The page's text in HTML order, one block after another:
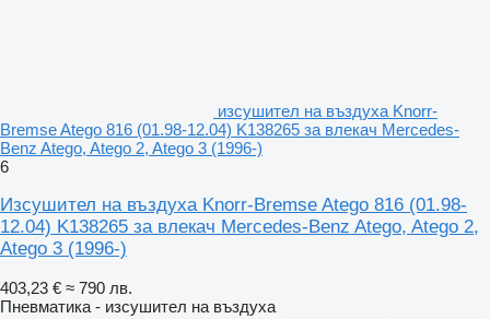
изсушител на въздуха Knorr-
Bremse Atego 816 (01.98-12.04) K138265 за влекач Mercedes-
Benz Atego, Atego 2, Atego 3 (1996-)
6
Изсушител на въздуха Knorr-Bremse Atego 816 (01.98-
12.04) K138265 за влекач Mercedes-Benz Atego, Atego 2,
Atego 3 (1996-)
403,23 € ≈ 790 лв.
Пневматика - изсушител на въздуха